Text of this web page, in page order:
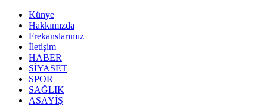
Künye
Hakkımızda
Frekanslarımız
İletişim
HABER
SİYASET
SPOR
SAĞLIK
ASAYİŞ